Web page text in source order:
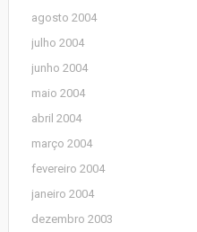
agosto 2004
julho 2004
junho 2004
maio 2004
abril 2004
março 2004
fevereiro 2004
janeiro 2004
dezembro 2003